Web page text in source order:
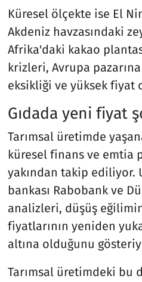
Küresel ölçekte ise El
Akdeniz havzasındaki
Afrika'daki kakao
krizleri, Avrupa
eksikliği ve yüksek fiyat
Gıdada yeni fiyat
Tarımsal üretimde
küresel finans ve emtia
yakından takip ediliyor.
bankası Rabobank ve
analizleri, düşüş
fiyatlarının yeniden
altına olduğunu
Tarımsal üretimdeki bu